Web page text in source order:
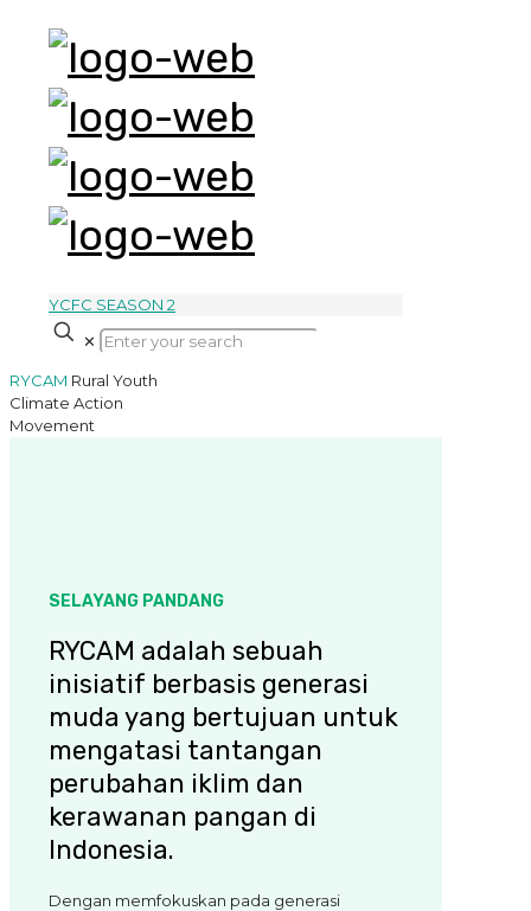
YCFC SEASON 2
✕
RYCAM Rural Youth
Climate Action
Movement
SELAYANG PANDANG
RYCAM adalah sebuah
inisiatif berbasis generasi
muda yang bertujuan untuk
mengatasi tantangan
perubahan iklim dan
kerawanan pangan di
Indonesia.
Dengan memfokuskan pada generasi